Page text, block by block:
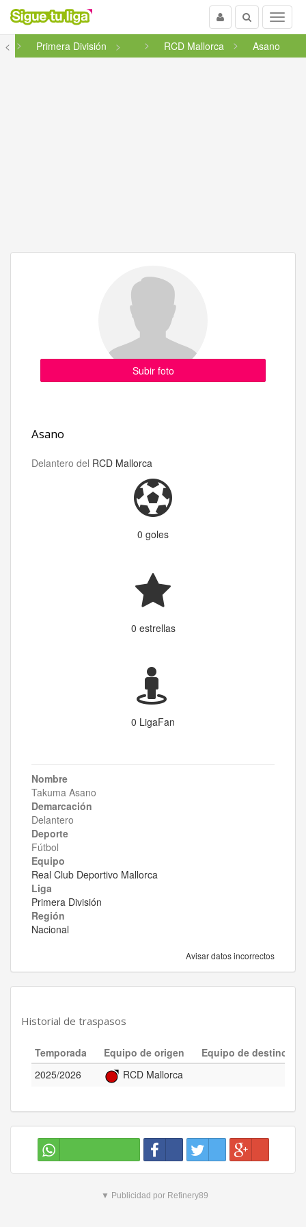
Menu
Buscar
Usuario
<
Primera División RCD Mallorca Asano
Subir foto
Asano
Delantero del RCD Mallorca
0 goles
0 estrellas
0 LigaFan
Nombre
Takuma Asano
Demarcación
Delantero
Deporte
Fútbol
Equipo
Real Club Deportivo Mallorca
Liga
Primera División
Región
Nacional
Avisar datos incorrectos
Historial de traspasos
Temporada Equipo de origen Equipo de destino
2025/2026
RCD Mallorca
▼ Publicidad por Refinery89